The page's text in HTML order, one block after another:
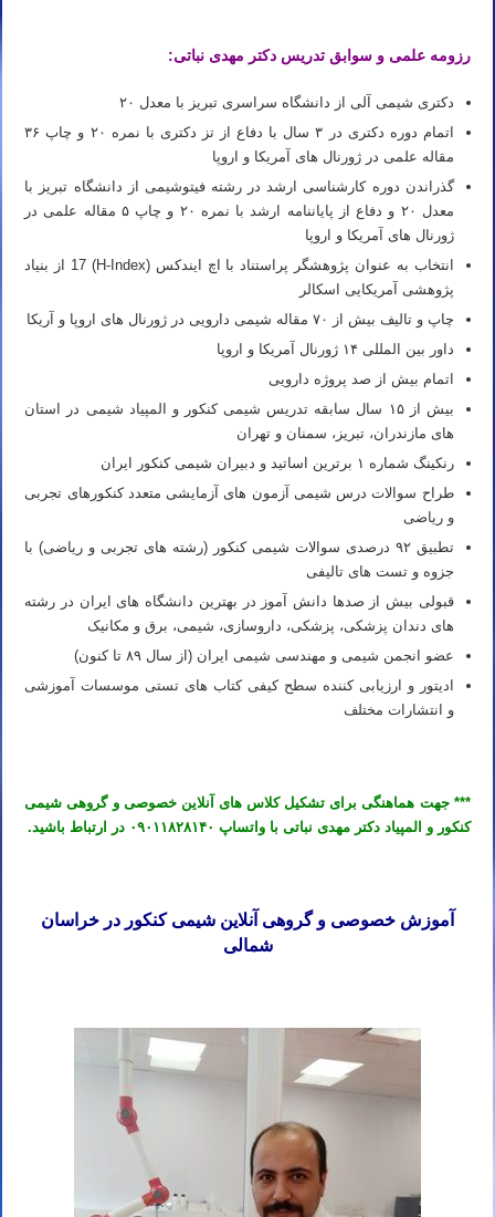
رزومه علمی و سوابق تدریس دکتر مهدی نباتی:
دکتری شیمی آلی از دانشگاه سراسری تبریز با معدل ۲۰
اتمام دوره دکتری در ۳ سال با دفاع از تز دکتری با نمره ۲۰ و چاپ ۳۶
مقاله علمی در ژورنال های آمریکا و اروپا
گذراندن دوره کارشناسی ارشد در رشته فیتوشیمی از دانشگاه تبریز با
معدل ۲۰ و دفاع از پایاننامه ارشد با نمره ۲۰ و چاپ ۵ مقاله علمی در
ژورنال های آمریکا و اروپا
انتخاب به عنوان پژوهشگر پراستناد با اچ ایندکس (H-Index) 17 از بنیاد
پژوهشی آمریکایی اسکالر
چاپ و تالیف بیش از ۷۰ مقاله شیمی دارویی در ژورنال های اروپا و آریکا
داور بین المللی ۱۴ ژورنال آمریکا و اروپا
اتمام بیش از صد پروژه دارویی
بیش از ۱۵ سال سابقه تدریس شیمی کنکور و المپیاد شیمی در استان
های مازندران، تبریز، سمنان و تهران
رنکینگ شماره ۱ برترین اساتید و دبیران شیمی کنکور ایران
طراح سوالات درس شیمی آزمون های آزمایشی متعدد کنکورهای تجربی
و ریاضی
تطبیق ۹۲ درصدی سوالات شیمی کنکور (رشته های تجربی و ریاضی) با
جزوه و تست های تالیفی
قبولی بیش از صدها دانش آموز در بهترین دانشگاه های ایران در رشته
های دندان پزشکی، پزشکی، داروسازی، شیمی، برق و مکانیک
عضو انجمن شیمی و مهندسی شیمی ایران (از سال ۸۹ تا کنون)
ادیتور و ارزیابی کننده سطح کیفی کتاب های تستی موسسات آموزشی
و انتشارات مختلف
*** جهت هماهنگی برای تشکیل کلاس های آنلاین خصوصی و گروهی شیمی
کنکور و المپیاد دکتر مهدی نباتی با واتساپ ۰۹۰۱۱۸۲۸۱۴۰ در ارتباط باشید.
آموزش خصوصی و گروهی آنلاین شیمی کنکور در خراسان
شمالی